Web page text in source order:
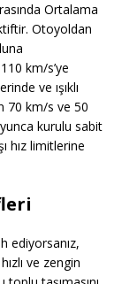
Ortalama
Otoyoldan
km/s’ye
ve ışıklı
70 km/s ve 50
kurulu sabit
hız limitlerine
ediyorsanız,
ve zengin